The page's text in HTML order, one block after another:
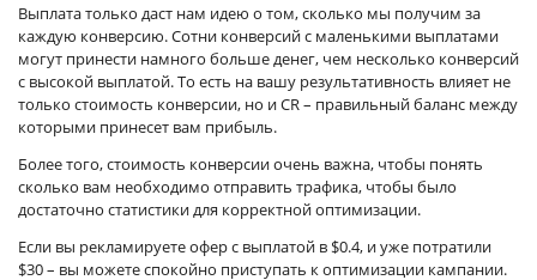
Выплата только даст нам идею о том, сколько мы получим за
каждую конверсию. Сотни конверсий с маленькими выплатами
могут принести намного больше денег, чем несколько конверсий
с высокой выплатой. То есть на вашу результативность влияет не
только стоимость конверсии, но и CR – правильный баланс между
которыми принесет вам прибыль.
Более того, стоимость конверсии очень важна, чтобы понять
сколько вам необходимо отправить трафика, чтобы было
достаточно статистики для корректной оптимизации.
Если вы рекламируете офер с выплатой в $0.4, и уже потратили
$30 – вы можете спокойно приступать к оптимизации кампании.